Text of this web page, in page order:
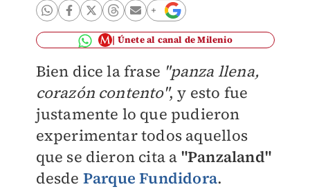
Únete al canal de Milenio
Bien dice la frase "panza llena,
corazón contento", y esto fue
justamente lo que pudieron
experimentar todos aquellos
que se dieron cita a "Panzaland"
desde Parque Fundidora.